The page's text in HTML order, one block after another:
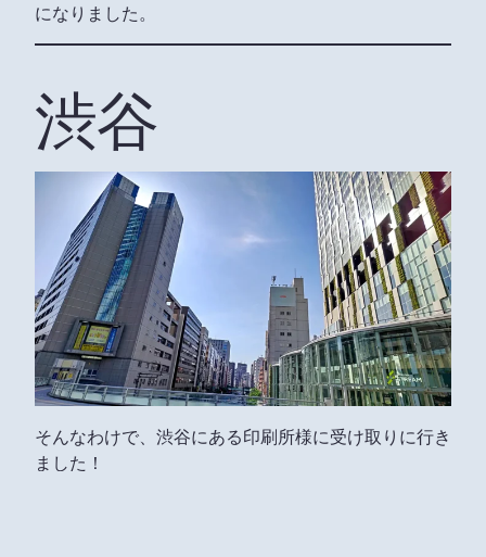
になりました。
渋谷
そんなわけで、渋谷にある印刷所様に受け取りに行き
ました！